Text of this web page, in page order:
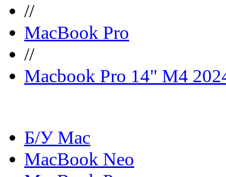
//
MacBook Pro
//
Macbook Pro 14" M4
Б/У Mac
MacBook Neo